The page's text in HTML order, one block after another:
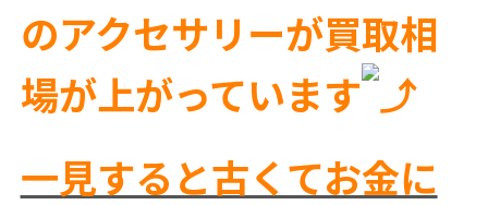
のアクセサリーが買取相
場が上がっています
一見すると古くてお金に